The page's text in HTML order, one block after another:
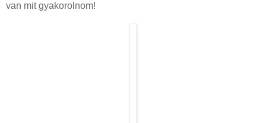
van mit gyakorolnom!